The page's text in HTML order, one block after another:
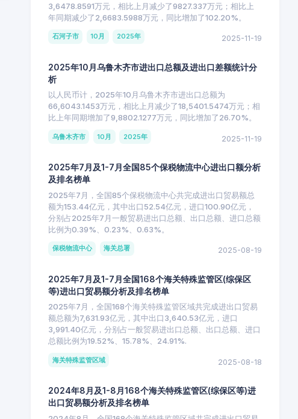
3,6478.8591万元，相比上月减少了9827.337万元；相比上
年同期减少了2,6683.5988万元，同比增加了102.20%。
石河子市 10月 2025年 2025-11-19
2025年10月乌鲁木齐市进出口总额及进出口差额统计分
析
以人民币计，2025年10月乌鲁木齐市进出口总额为
66,6043.1453万元，相比上月减少了18,5401.5474万元；相
比上年同期增加了9,8802.1277万元，同比增加了26.70%。
乌鲁木齐市 10月 2025年 2025-11-19
2025年7月及1-7月全国85个保税物流中心进出口额分析
及排名榜单
2025年7月，全国85个保税物流中心共完成进出口贸易额总
额为153.44亿元，其中出口52.54亿元，进口100.90亿元，
分别占2025年7月一般贸易进出口总额、出口总额、进口总额
比例为0.39%、0.23%、0.63%。
保税物流中心 海关总署 2025-08-19
2025年7月及1-7月全国168个海关特殊监管区(综保区
等)进出口贸易额分析及排名榜单
2025年7月，全国168个海关特殊监管区域共完成进出口贸易
额总额为7,631.93亿元，其中出口3,640.53亿元，进口
3,991.40亿元，分别占一般贸易进出口总额、出口总额、进口
总额比例为19.52%、15.78%、24.91%.
海关特殊监管区域 2025-08-18
2024年8月及1-8月168个海关特殊监管区(综保区等)进
出口贸易额分析及排名榜单